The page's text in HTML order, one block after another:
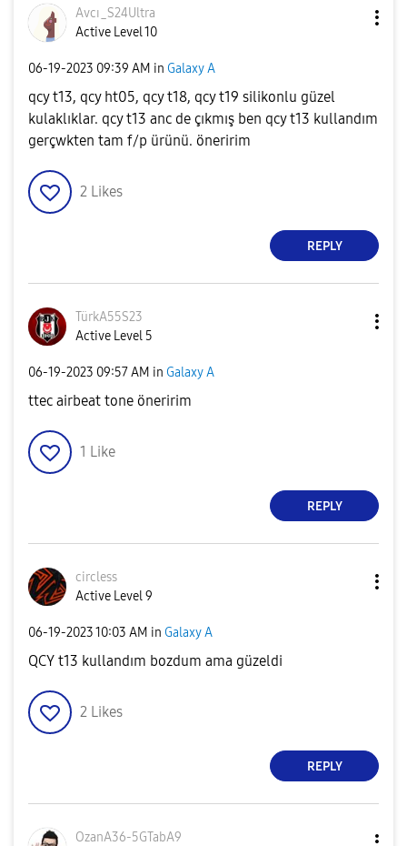
Avcı_S24Ultra
Active Level 10
‎06-19-2023 09:39 AM in Galaxy A
qcy t13, qcy ht05, qcy t18, qcy t19 silikonlu güzel
kulaklıklar. qcy t13 anc de çıkmış ben qcy t13 kullandım
gerçwkten tam f/p ürünü. öneririm
2 Likes
REPLY
TürkA55S23
Active Level 5
‎06-19-2023 09:57 AM in Galaxy A
ttec airbeat tone öneririm
1 Like
REPLY
circless
Active Level 9
‎06-19-202310:03 AM in Galaxy A
QCY t13 kullandım bozdum ama güzeldi
2 Likes
REPLY
OzanA36-5GTabA9